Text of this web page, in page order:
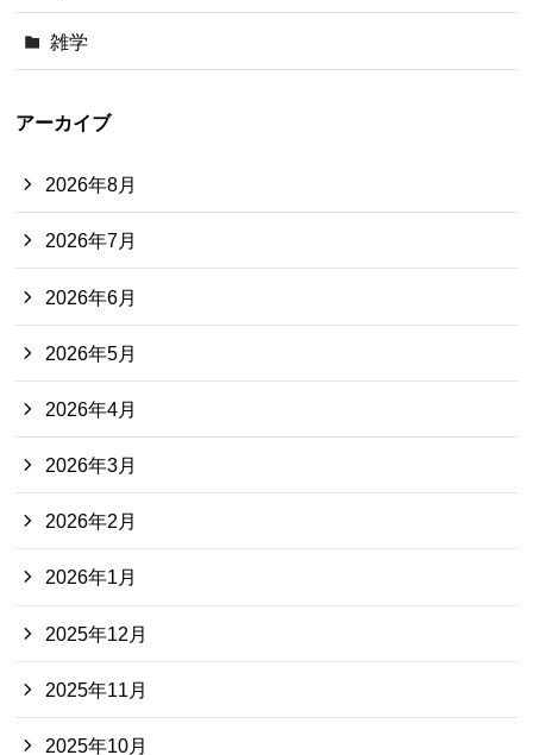
雑学
アーカイブ
2026年8月
2026年7月
2026年6月
2026年5月
2026年4月
2026年3月
2026年2月
2026年1月
2025年12月
2025年11月
2025年10月